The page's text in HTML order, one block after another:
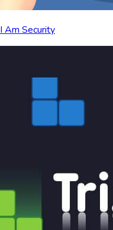
I Am Security